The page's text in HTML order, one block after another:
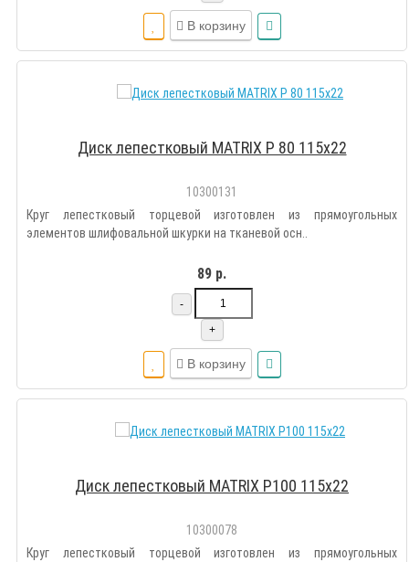
В корзину
Диск лепестковый MATRIX Р 80 115х22
10300131
Круг лепестковый торцевой изготовлен из прямоугольных
элементов шлифовальной шкурки на тканевой осн..
89 р.
-
+
В корзину
Диск лепестковый MATRIX Р100 115х22
10300078
Круг лепестковый торцевой изготовлен из прямоугольных